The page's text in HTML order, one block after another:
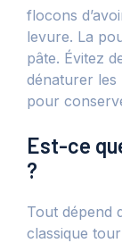
flocons
levure. La
pâte. Évitez
dénaturer les
pour
Est-ce
?
Tout dépend
classique